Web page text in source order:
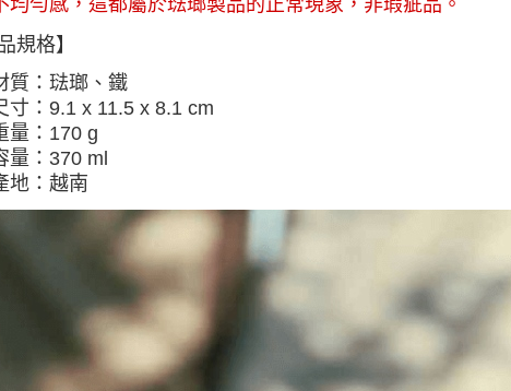
規格】
質：琺瑯、鐵
寸：9.1 x 11.5 x 8.1 cm
量：170 g
量：370 ml
地：越南